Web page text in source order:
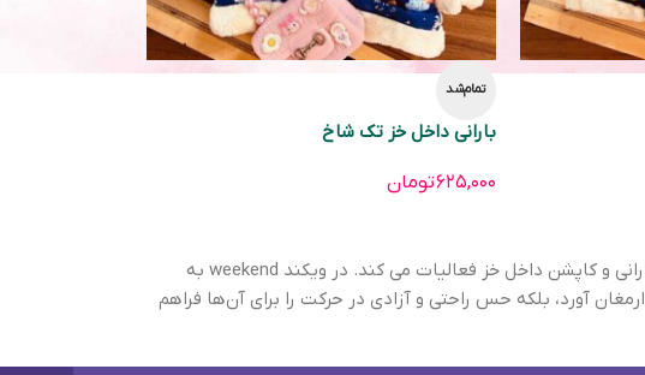
تمام‌شد
بارانی داخل خز تک شاخ
۶۲۵,۰۰۰تومان
با هدف ارائه لباس‌های باکیفیت و راحت برای کودکان، بخصوص لباس های پاییزه و زمستانی همچون بارانی و کاپشن داخل خز فعالیات می کند. در ویکند weekend به
آورد، بلکه حس راحتی و آزادی در حرکت را برای آن‌ها فراهم